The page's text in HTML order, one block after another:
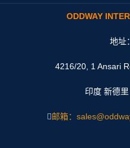
ODDWAY
地址：
4216/20, 1 Ansari
印度 新德
邮箱：